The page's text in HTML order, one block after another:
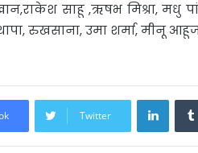
खान,राकेश साहू ,ऋषभ मिश्रा,
रुखसाना, उमा शर्मा, मीनू
Twitter